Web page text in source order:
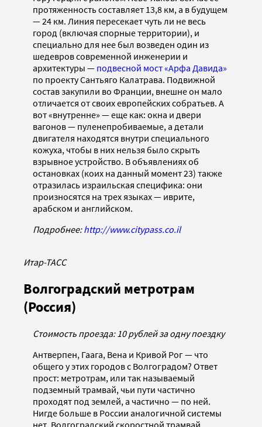
протяженность составляет 13,8 км, а в будущем
— 24 км. Линия пересекает чуть ли не весь
город (включая спорные территории), и
специально для нее был возведен один из
шедевров современной инженерии и
архитектуры — подвесной мост «Арфа Давида»
по проекту Сантьяго Калатрава. Подвижной
состав закупили во Франции, внешне он мало
отличается от своих европейских собратьев. А
вот «внутренне» — еще как: окна и двери
вагонов — пуленепробиваемые, а детали
двигателя находятся внутри специального
кожуха, чтобы в них нельзя было скрыть
взрывное устройство. В объявлениях об
остановках (коих на данный момент 23) также
отразилась израильская специфика: они
произносятся на трех языках — иврите,
арабском и английском.
Подробнее:http://www.citypass.co.il
Итар-ТАСС
Волгоградский метротрам
(Россия)
Стоимость проезда: 10 рублей за одну поездку
Антверпен, Гаага, Вена и Кривой Рог — что
общего у этих городов с Волгоградом? Ответ
прост: метротрам, или так называемый
подземный трамвай, чьи пути частично
проходят под землей, а частично — по ней.
Нигде больше в России аналогичной системы